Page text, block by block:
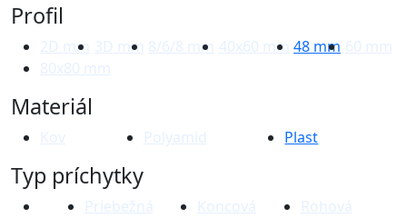
Profil
2D mm 3D mm 8/6/8 mm 40x60 mm 48 mm 60 mm
80x80 mm
Materiál
Kov Polyamid Plast
Typ príchytky
Priebežná Koncová
Rohová